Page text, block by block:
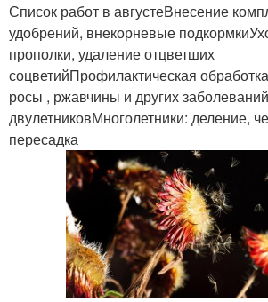
Список работ в августеВнесение
удобрений, внекорневые
прополки, удаление отцветших
соцветийПрофилактическая
росы , ржавчины и других
двулетниковМноголетники: деление,
пересадка